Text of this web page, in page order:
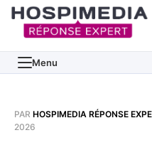
Menu
PAR HOSPIMEDIA RÉPONSE
2026